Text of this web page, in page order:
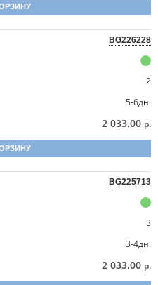
BG226228
2
5-6дн.
2 033.00 р.
BG225713
3
3-4дн.
2 033.00 р.